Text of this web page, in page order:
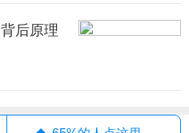
光滑，一直这样还可以美
后原理